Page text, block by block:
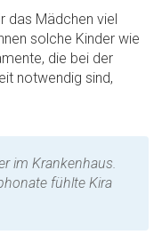
das Mädchen viel
solche Kinder wie
die bei der
notwendig sind,
im Krankenhaus.
fühlte Kira